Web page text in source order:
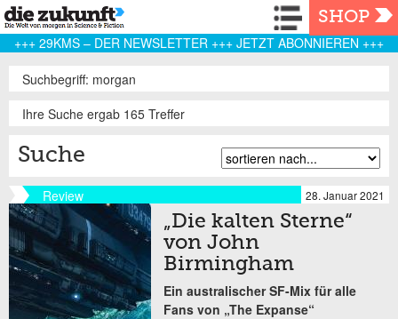
Navigation
SHOP
+++ 29KMS – DER NEWSLETTER +++ JETZT ABONNIEREN +++
Suchbegriff: morgan
Ihre Suche ergab 165 Treffer
Suche
Review 28. Januar 2021
„Die kalten Sterne“
von John
Birmingham
Ein australischer SF-Mix für alle
Fans von „The Expanse“